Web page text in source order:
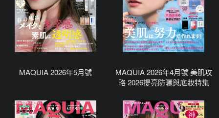
MAQUIA 2026年5月號
MAQUIA 2026年4月號 美肌攻
略 2026提亮防曬與底妝特集